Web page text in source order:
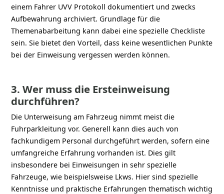
einem Fahrer UVV Protokoll dokumentiert und zwecks
Aufbewahrung archiviert. Grundlage für die
Themenabarbeitung kann dabei eine spezielle Checkliste
sein. Sie bietet den Vorteil, dass keine wesentlichen Punkte
bei der Einweisung vergessen werden können.
3. Wer muss die Ersteinweisung
durchführen?
Die Unterweisung am Fahrzeug nimmt meist die
Fuhrparkleitung vor. Generell kann dies auch von
fachkundigem Personal durchgeführt werden, sofern eine
umfangreiche Erfahrung vorhanden ist. Dies gilt
insbesondere bei Einweisungen in sehr spezielle
Fahrzeuge, wie beispielsweise Lkws. Hier sind spezielle
Kenntnisse und praktische Erfahrungen thematisch wichtig